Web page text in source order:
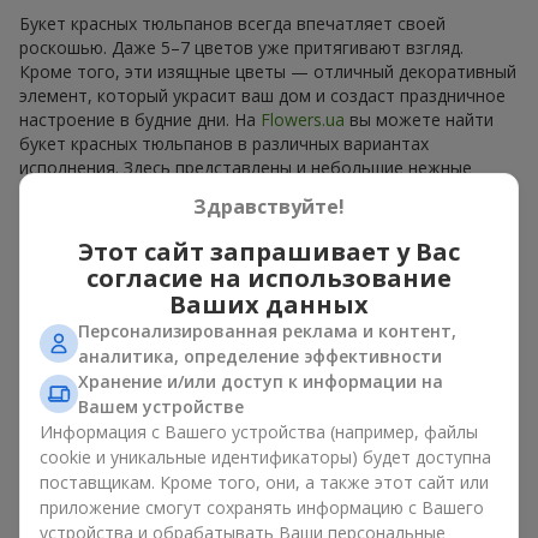
Букет красных тюльпанов всегда впечатляет своей
роскошью. Даже 5–7 цветов уже притягивают взгляд.
Кроме того, эти изящные цветы — отличный декоративный
элемент, который украсит ваш дом и создаст праздничное
настроение в будние дни. На Flowers.ua вы можете найти
букет красных тюльпанов в различных вариантах
исполнения. Здесь представлены и небольшие нежные
композиции, и роскошные объемные букеты. Вы точно
сможете подобрать идеальный вариант под ваше событие.
Значение красного цвета в
цветочной символике
Во флористике красный цвет ассоциируется со страстью и
сильными эмоциями. Если говорить языком цветов, то
красный тюльпанвоспринимается как символ любви, знак
восхищения и проявление внимания. Красный цвет — это
цвет страсти. Однако именно в случае с тюльпанами эта
символика выглядит менее претенциозно.
Красный тюльпан выглядит мягче, чем многие другие
Здравствуйте!
Этот сайт запрашивает у Вас
согласие на использование
Ваших данных
Персонализированная реклама и контент,
аналитика, определение эффективности
Хранение и/или доступ к информации на
Вашем устройстве
Информация с Вашего устройства (например, файлы
cookie и уникальные идентификаторы) будет доступна
поставщикам. Кроме того, они, а также этот сайт или
приложение смогут сохранять информацию с Вашего
устройства и обрабатывать Ваши персональные